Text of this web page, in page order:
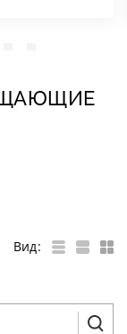
Вид: